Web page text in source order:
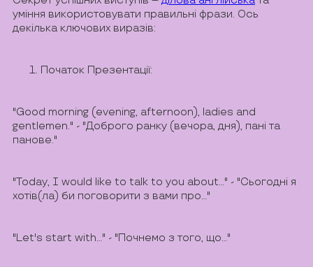
уміння використовувати правильні фрази. Ось
декілька ключових виразів:
Початок Презентації:
"Good morning (evening, afternoon), ladies and
gentlemen." - "Доброго ранку (вечора, дня), пані та
панове."
"Today, I would like to talk to you about..." - "Сьогодні я
хотів(ла) би поговорити з вами про..."
"Let's start with..." - "Почнемо з того, що..."